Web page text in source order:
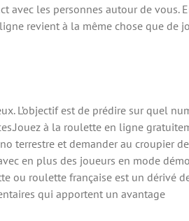
avec les personnes autour de vous.
revient à la même chose que de
L’objectif est de prédire sur quel
à la roulette en ligne
terrestre et demander au croupier
en plus des joueurs en mode
ou roulette française est un dérivé
qui apportent un avantage